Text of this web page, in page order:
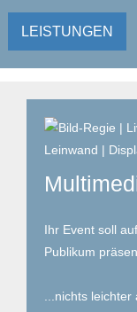
LEISTUNGEN
Ihr Event soll
Publikum
...nichts leichter